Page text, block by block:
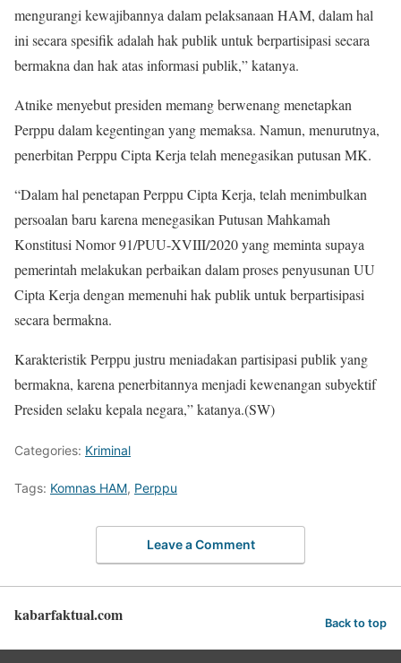
mengurangi kewajibannya dalam pelaksanaan HAM, dalam hal
ini secara spesifik adalah hak publik untuk berpartisipasi secara
bermakna dan hak atas informasi publik,” katanya.
Atnike menyebut presiden memang berwenang menetapkan
Perppu dalam kegentingan yang memaksa. Namun, menurutnya,
penerbitan Perppu Cipta Kerja telah menegasikan putusan MK.
“Dalam hal penetapan Perppu Cipta Kerja, telah menimbulkan
persoalan baru karena menegasikan Putusan Mahkamah
Konstitusi Nomor 91/PUU-XVIII/2020 yang meminta supaya
pemerintah melakukan perbaikan dalam proses penyusunan UU
Cipta Kerja dengan memenuhi hak publik untuk berpartisipasi
secara bermakna.
Karakteristik Perppu justru meniadakan partisipasi publik yang
bermakna, karena penerbitannya menjadi kewenangan subyektif
Presiden selaku kepala negara,” katanya.(SW)
Categories: Kriminal
Tags: Komnas HAM, Perppu
Leave a Comment
kabarfaktual.com Back to top